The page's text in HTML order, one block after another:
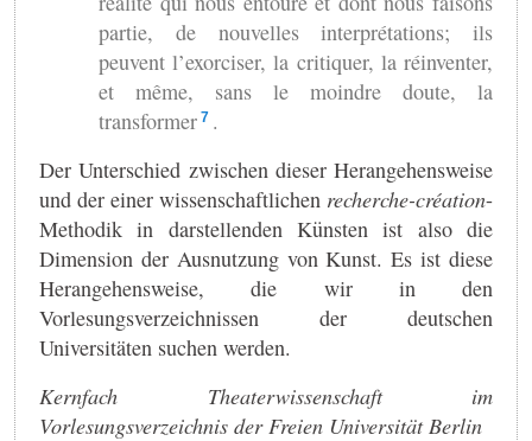
partie, de nouvelles interprétations; ils
peuvent l’exorciser, la critiquer, la réinventer,
et même, sans le moindre doute, la
transformer 7 .
Der Unterschied zwischen dieser Herangehensweise
und der einer wissenschaftlichen recherche-création-
Methodik in darstellenden Künsten ist also die
Dimension der Ausnutzung von Kunst. Es ist diese
Herangehensweise, die wir in den
Vorlesungsverzeichnissen der deutschen
Universitäten suchen werden.
Kernfach Theaterwissenschaft im
Vorlesungsverzeichnis der Freien Universität Berlin